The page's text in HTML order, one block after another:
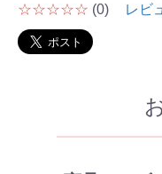
☆☆☆☆☆ (0) レビ